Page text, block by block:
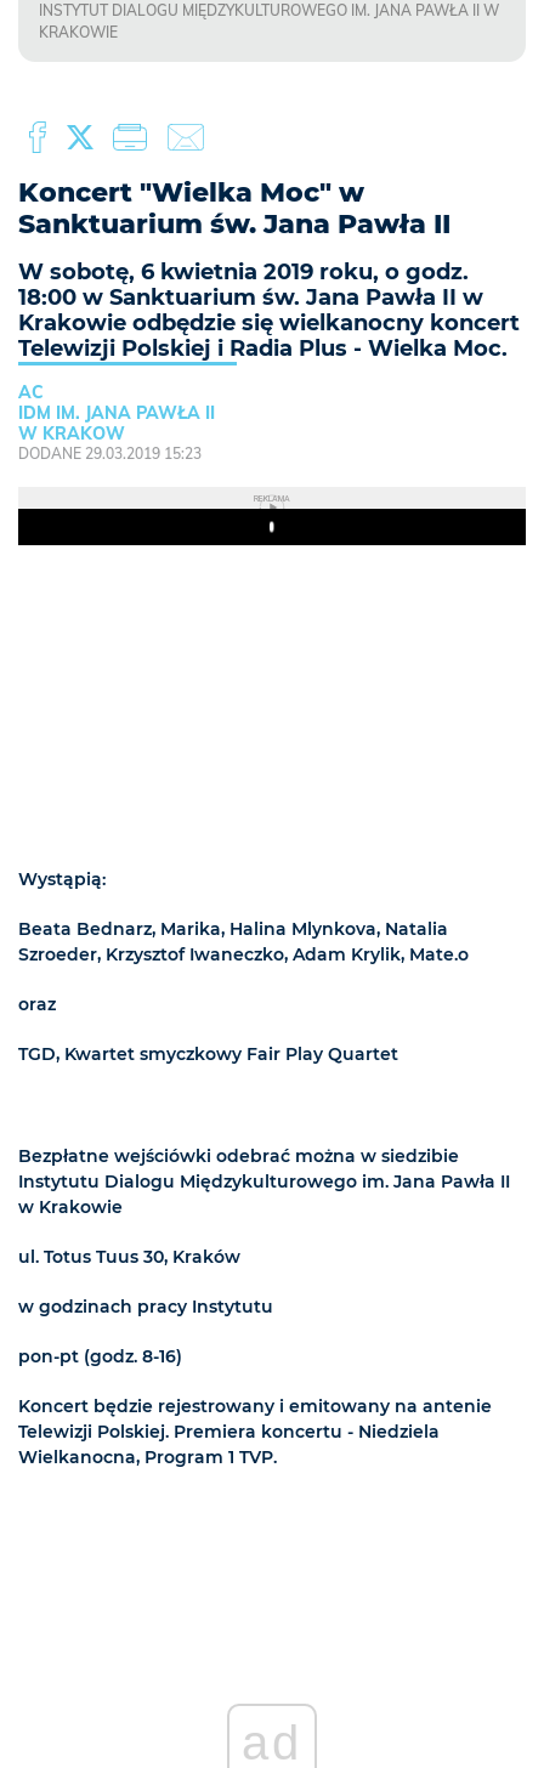
INSTYTUT DIALOGU MIĘDZYKULTUROWEGO IM. JANA PAWŁA II W
KRAKOWIE
Koncert "Wielka Moc" w
Sanktuarium św. Jana Pawła II
W sobotę, 6 kwietnia 2019 roku, o godz.
18:00 w Sanktuarium św. Jana Pawła II w
Krakowie odbędzie się wielkanocny koncert
Telewizji Polskiej i Radia Plus - Wielka Moc.
AC
IDM IM. JANA PAWŁA II
W KRAKOW
DODANE 29.03.2019 15:23
REKLAMA
Play
Wystąpią:
Beata Bednarz, Marika, Halina Mlynkova, Natalia
Szroeder, Krzysztof Iwaneczko, Adam Krylik, Mate.o
oraz
TGD, Kwartet smyczkowy Fair Play Quartet
Bezpłatne wejściówki odebrać można w siedzibie
Instytutu Dialogu Międzykulturowego im. Jana Pawła II
w Krakowie
ul. Totus Tuus 30, Kraków
w godzinach pracy Instytutu
pon-pt (godz. 8-16)
Koncert będzie rejestrowany i emitowany na antenie
Telewizji Polskiej. Premiera koncertu - Niedziela
Wielkanocna, Program 1 TVP.
ad